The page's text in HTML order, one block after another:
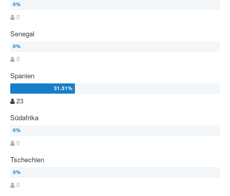
0
Senegal
0
Spanien
23
Südafrika
0
Tschechien
0